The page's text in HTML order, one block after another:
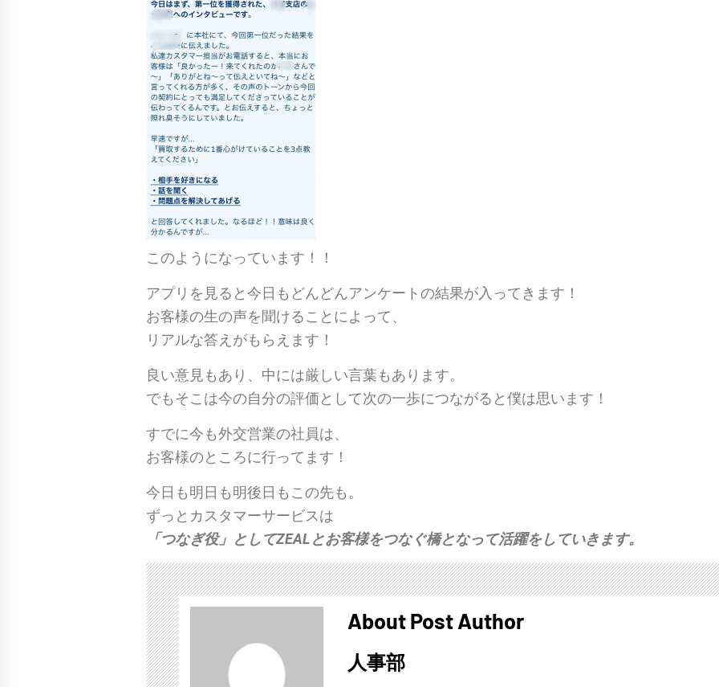
このようになっています！！
アプリを見ると今日もどんどんアンケートの結果が入ってきます！
お客様の生の声を聞けることによって、
リアルな答えがもらえます！
良い意見もあり、中には厳しい言葉もあります。
でもそこは今の自分の評価として次の一歩につながると僕は思います！
すでに今も外交営業の社員は、
お客様のところに行ってます！
今日も明日も明後日もこの先も。
ずっとカスタマーサービスは
「つなぎ役」としてZEALとお客様をつなぐ橋となって活躍をしていきます。
About Post Author
人事部